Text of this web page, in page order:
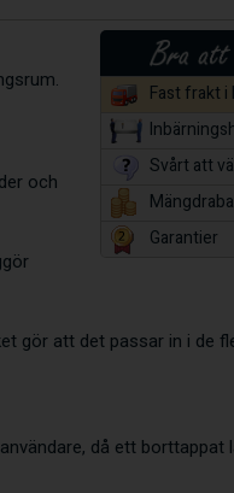
Fast frakt i
Svårt att
Garantier
och
gör att det passar in i de
då ett borttappat